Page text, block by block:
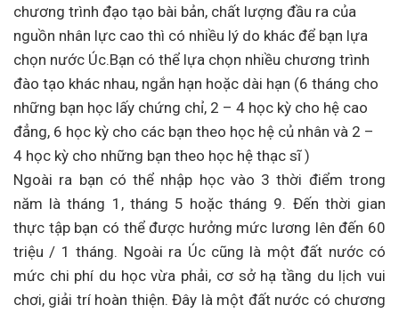
chương trình đạo tạo bài bản, chất lượng đầu ra của
nguồn nhân lực cao thì có nhiều lý do khác để bạn lựa
chọn nước Úc.Bạn có thể lựa chọn nhiều chương trình
đào tạo khác nhau, ngắn hạn hoặc dài hạn (6 tháng cho
những bạn học lấy chứng chỉ, 2 – 4 học kỳ cho hệ cao
đẳng, 6 học kỳ cho các bạn theo học hệ củ nhân và 2 –
4 học kỳ cho những bạn theo học hệ thạc sĩ )
Ngoài ra bạn có thể nhập học vào 3 thời điểm trong
năm là tháng 1, tháng 5 hoặc tháng 9. Đến thời gian
thực tập bạn có thể được hưởng mức lương lên đến 60
triệu / 1 tháng. Ngoài ra Úc cũng là một đất nước có
mức chi phí du học vừa phải, cơ sở hạ tầng du lịch vui
chơi, giải trí hoàn thiện. Đây là một đất nước có chương